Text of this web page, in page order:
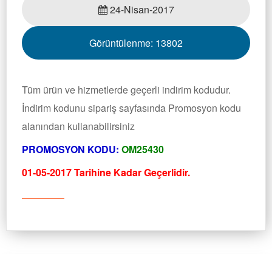
24-Nisan-2017
Görüntülenme: 13802
Tüm ürün ve hizmetlerde geçerli indirim kodudur.
İndirim kodunu sipariş sayfasında Promosyon kodu
alanından kullanabilirsiniz
PROMOSYON KODU: OM25430
01-05-2017 Tarihine Kadar Geçerlidir.